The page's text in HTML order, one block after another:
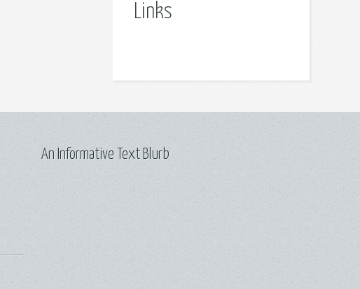
Links
An Informative Text Blurb